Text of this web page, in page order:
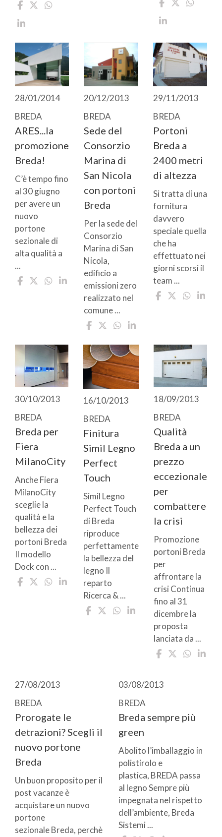
28/01/2014
BREDA
ARES...la
promozione
Breda!
C’è tempo fino
al 30 giugno
per avere un
nuovo
portone
sezionale di
alta qualità a
...
20/12/2013
BREDA
Sede del
Consorzio
Marina di
San Nicola
con portoni
Breda
Per la sede del
Consorzio
Marina di San
Nicola,
edificio a
emissioni zero
realizzato nel
comune ...
29/11/2013
BREDA
Portoni
Breda a
2400 metri
di altezza
Si tratta di una
fornitura
davvero
speciale quella
che ha
effettuato nei
giorni scorsi il
team ...
30/10/2013
BREDA
Breda per
Fiera
MilanoCity
Anche Fiera
MilanoCity
sceglie la
qualità e la
bellezza dei
portoni Breda
Il modello
Dock con ...
16/10/2013
BREDA
Finitura
Simil Legno
Perfect
Touch
Simil Legno
Perfect Touch
di Breda
riproduce
perfettamente
la bellezza del
legno Il
reparto
Ricerca & ...
18/09/2013
BREDA
Qualità
Breda a un
prezzo
eccezionale
per
combattere
la crisi
Promozione
portoni Breda
per
affrontare la
crisi Continua
fino al 31
dicembre la
proposta
lanciata da ...
27/08/2013
BREDA
Prorogate le
detrazioni? Scegli il
nuovo portone
Breda
Un buon proposito per il
post vacanze è
acquistare un nuovo
portone
sezionale Breda, perchè
03/08/2013
BREDA
Breda sempre più
green
Abolito l’imballaggio in
polistirolo e
plastica, BREDA passa
al legno Sempre più
impegnata nel rispetto
dell’ambiente, Breda
Sistemi ...